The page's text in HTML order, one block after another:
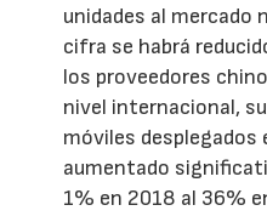
unidades al mercado
cifra se habrá
los proveedores
nivel internacional,
móviles desplegados
aumentado
1% en 2018 al 36%